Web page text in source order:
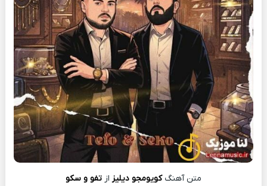
متن آهنگکویومجو دیلیز از تفو و سکو